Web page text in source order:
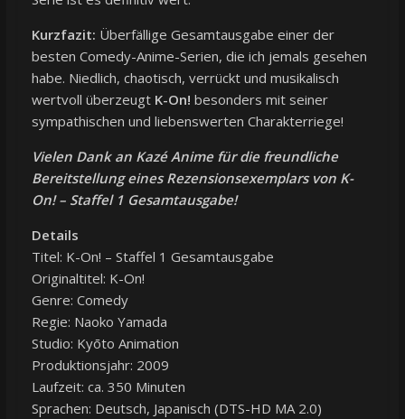
Kurzfazit: Überfällige Gesamtausgabe einer der
besten Comedy-Anime-Serien, die ich jemals gesehen
habe. Niedlich, chaotisch, verrückt und musikalisch
wertvoll überzeugt K-On! besonders mit seiner
sympathischen und liebenswerten Charakterriege!
Vielen Dank an Kazé Anime für die freundliche
Bereitstellung eines Rezensionsexemplars von K-
On! – Staffel 1 Gesamtausgabe!
Details
Titel: K-On! – Staffel 1 Gesamtausgabe
Originaltitel: K-On!
Genre: Comedy
Regie: Naoko Yamada
Studio: Kyōto Animation
Produktionsjahr: 2009
Laufzeit: ca. 350 Minuten
Sprachen: Deutsch, Japanisch (DTS-HD MA 2.0)